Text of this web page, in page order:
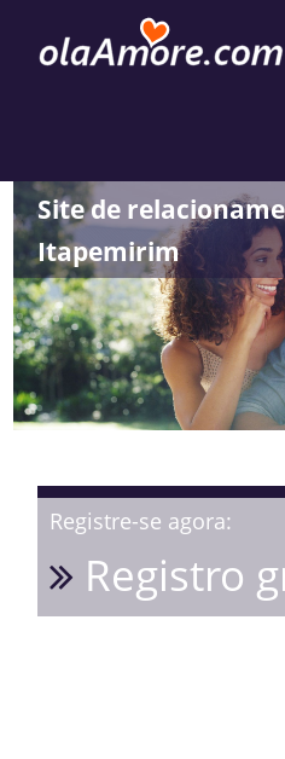
Site de
Itapemirim
Registre-se agora:
Registro